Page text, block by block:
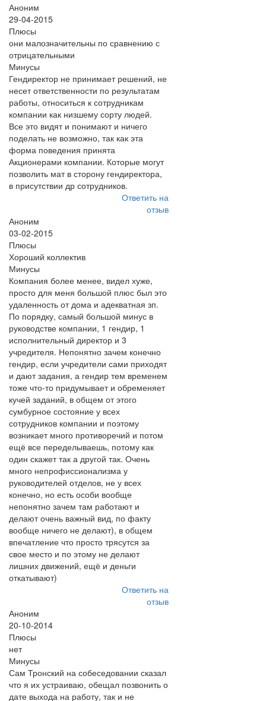
Аноним
29-04-2015
Плюсы
они малозначительны по сравнению с
отрицательными
Минусы
Гендиректор не принимает решений, не
несет ответственности по результатам
работы, относиться к сотрудникам
компании как низшему сорту людей.
Все это видят и понимают и ничего
поделать не возможно, так как эта
форма поведения принята
Акционерами компании. Которые могут
позволить мат в сторону гендиректора,
в присутствии др сотрудников.
Ответить на
отзыв
Аноним
03-02-2015
Плюсы
Хороший коллектив
Минусы
Компания более менее, видел хуже,
просто для меня большой плюс был это
удаленность от дома и адекватная зп.
По порядку, самый большой минус в
руководстве компании, 1 гендир, 1
исполнительный директор и 3
учредителя. Непонятно зачем конечно
гендир, если учредители сами приходят
и дают задания, а гендир тем временем
тоже что-то придумывает и обременяет
кучей заданий, в общем от этого
сумбурное состояние у всех
сотрудников компании и поэтому
возникает много противоречий и потом
ещё все переделываешь, потому как
один скажет так а другой так. Очень
много непрофиссионализма у
руководителей отделов, не у всех
конечно, но есть особи вообще
непонятно зачем там работают и
делают очень важный вид, по факту
вообще ничего не делают), в общем
впечатление что просто трясутся за
свое место и по этому не делают
лишних движений, ещё и деньги
откатывают)
Ответить на
отзыв
Аноним
20-10-2014
Плюсы
нет
Минусы
Сам Тронский на собеседовании сказал
что я их устраиваю, обещал позвонить о
дате выхода на работу, так и не